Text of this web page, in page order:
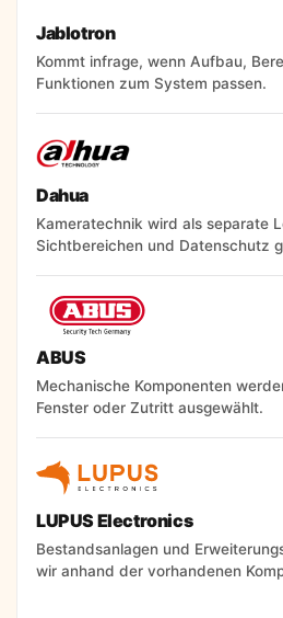
Jablotron
Kommt infrage, wenn Aufbau,
Funktionen zum System passen.
Dahua
Kameratechnik wird als separate
Sichtbereichen und Datenschutz
ABUS
Mechanische Komponenten
Fenster oder Zutritt ausgewählt.
LUPUS Electronics
Bestandsanlagen und
wir anhand der vorhandenen